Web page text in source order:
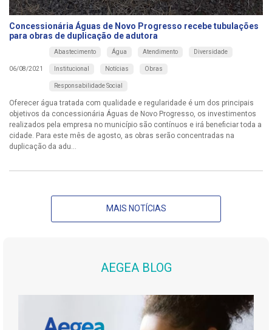
Concessionária Águas de Novo Progresso recebe tubulações
para obras de duplicação de adutora
06/08/2021
Abastecimento Água Atendimento Diversidade
Institucional Notícias Obras
Responsabilidade Social
Oferecer água tratada com qualidade e regularidade é um dos principais
objetivos da concessionária Águas de Novo Progresso, os investimentos
realizados pela empresa no município são contínuos e irá beneficiar toda a
cidade. Para este mês de agosto, as obras serão concentradas na
duplicação da adu...
MAIS NOTÍCIAS
AEGEA BLOG